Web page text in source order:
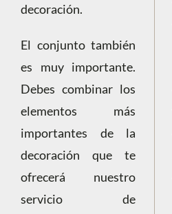
decoración.
El conjunto también
es muy importante.
Debes combinar los
elementos más
importantes de la
decoración que te
ofrecerá nuestro
servicio de